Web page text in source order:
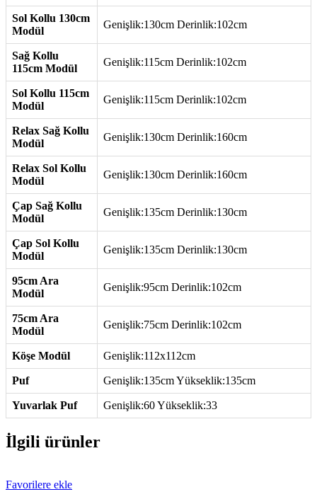
Sol Kollu 130cm
Modül
Genişlik:130cm Derinlik:102cm
Sağ Kollu
115cm Modül
Genişlik:115cm Derinlik:102cm
Sol Kollu 115cm
Modül
Genişlik:115cm Derinlik:102cm
Relax Sağ Kollu
Modül
Genişlik:130cm Derinlik:160cm
Relax Sol Kollu
Modül
Genişlik:130cm Derinlik:160cm
Çap Sağ Kollu
Modül
Genişlik:135cm Derinlik:130cm
Çap Sol Kollu
Modül
Genişlik:135cm Derinlik:130cm
95cm Ara
Modül
Genişlik:95cm Derinlik:102cm
75cm Ara
Modül
Genişlik:75cm Derinlik:102cm
Köşe Modül Genişlik:112x112cm
Puf Genişlik:135cm Yükseklik:135cm
Yuvarlak Puf Genişlik:60 Yükseklik:33
İlgili ürünler
Favorilere ekle